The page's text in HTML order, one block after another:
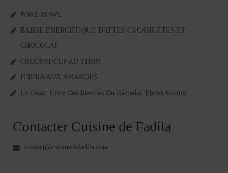
POKE BOWL
BARRE ÉNERGÉTIQUE DATTES CACAHUÈTES ET
CHOCOLAT
CROUSTI-CUP AU THON
H’RIRA AUX AMANDES
Le Grand Livre Des Recettes Du Ramadan Ebook Gratuit
Contacter Cuisine de Fadila
contact@cuisinedefadila.com